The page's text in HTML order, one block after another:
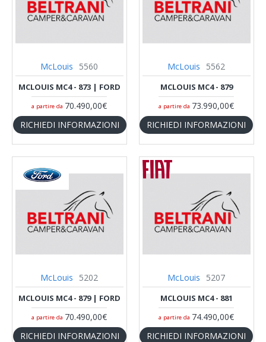
McLouis 5560
MCLOUIS MC4 - 873 | FORD
a partire da 70.490,00€
RICHIEDI INFORMAZIONI
McLouis 5562
MCLOUIS MC4 - 879
a partire da 73.990,00€
RICHIEDI INFORMAZIONI
McLouis 5202
MCLOUIS MC4 - 879 | FORD
a partire da 70.490,00€
RICHIEDI INFORMAZIONI
McLouis 5207
MCLOUIS MC4 - 881
a partire da 74.490,00€
RICHIEDI INFORMAZIONI